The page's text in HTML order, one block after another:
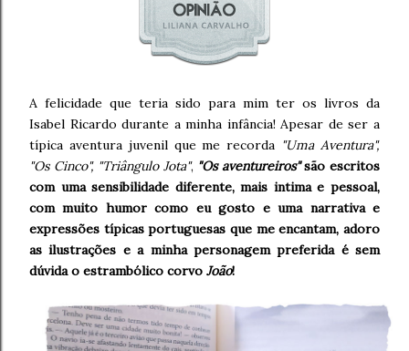
A felicidade que teria sido para mim ter os livros da
Isabel Ricardo durante a minha infância! Apesar de ser a
típica aventura juvenil que me recorda "Uma Aventura",
"Os Cinco", "Triângulo Jota", "Os aventureiros"são escritos
com uma sensibilidade diferente, mais intima e pessoal,
com muito humor como eu gosto e uma narrativa e
expressões típicas portuguesas que me encantam, adoro
as ilustrações e a minha personagem preferida é sem
dúvida o estrambólico corvo João!